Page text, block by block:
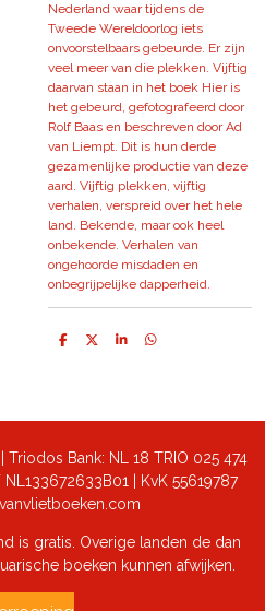
Nederland waar tijdens de
Tweede Wereldoorlog iets
onvoorstelbaars gebeurde. Er zijn
veel meer van die plekken. Vijftig
daarvan staan in het boek Hier is
het gebeurd, gefotografeerd door
Rolf Baas en beschreven door Ad
van Liempt. Dit is hun derde
gezamenlijke productie van deze
aard. Vijftig plekken, vijftig
verhalen, verspreid over het hele
land. Bekende, maar ook heel
onbekende. Verhalen van
ongehoorde misdaden en
onbegrijpelijke dapperheid.
D
D
S
D
Bank: NL 18 TRIO 025 474
| KvK 55619787
is gratis. Overige landen de dan
boeken kunnen afwijken.